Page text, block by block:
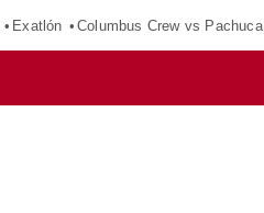
Exatlón Columbus Crew vs Pachuca